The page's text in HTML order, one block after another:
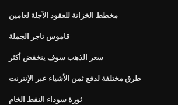
مخطط الخزانة للعقود الآجلة لعامين
قاموس تاجر الجملة
سعر الذهب سوف ينخفض ​​أكثر
طرق مختلفة لدفع ثمن الأشياء عبر الإنترنت
ثورة سوداء النفط الخام